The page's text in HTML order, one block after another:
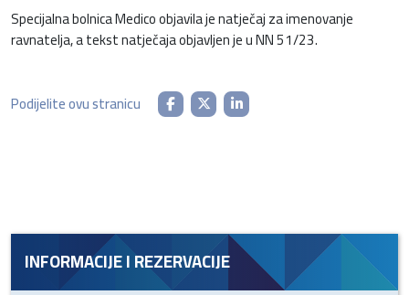
Specijalna bolnica Medico objavila je natječaj za imenovanje
ravnatelja, a tekst natječaja objavljen je u NN 51/23.
Podijelite ovu stranicu
INFORMACIJE I REZERVACIJE